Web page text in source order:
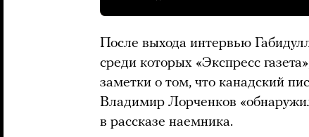
После выхода интервью
среди которых «Экспресс
заметки о том, что канадский
Владимир Лорченков
в рассказе наемника.